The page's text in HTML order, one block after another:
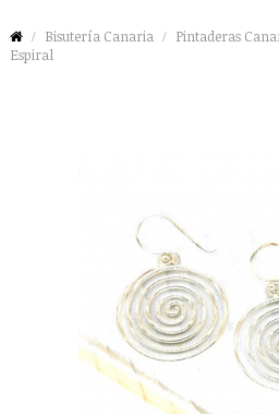
Bisutería Canaria Pintaderas
Espiral